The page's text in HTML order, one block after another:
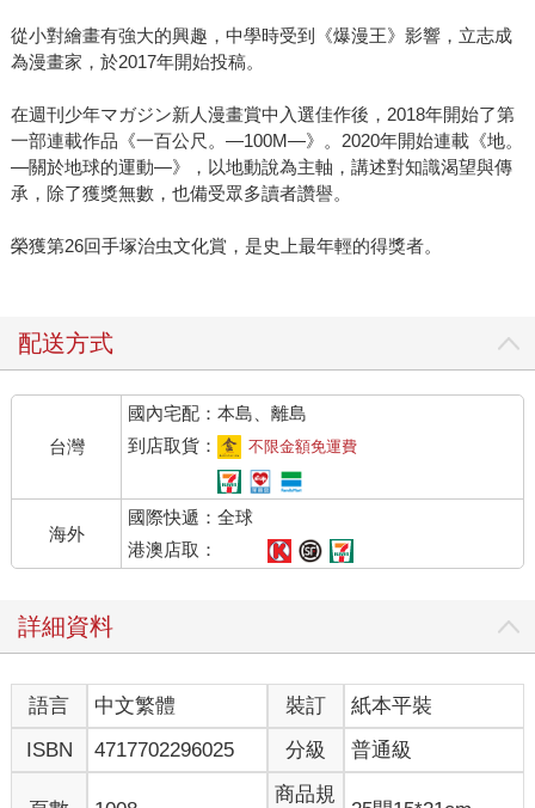
從小對繪畫有強大的興趣，中學時受到《爆漫王》影響，立志成
為漫畫家，於2017年開始投稿。
在週刊少年マガジン新人漫畫賞中入選佳作後，2018年開始了第
一部連載作品《一百公尺。—100M—》。2020年開始連載《地。
—關於地球的運動—》，以地動說為主軸，講述對知識渴望與傳
承，除了獲獎無數，也備受眾多讀者讚譽。
榮獲第26回手塚治虫文化賞，是史上最年輕的得獎者。
配送方式
台灣
國內宅配：本島、離島
到店取貨：
不限金額免運費
海外
國際快遞：全球
港澳店取：
詳細資料
語言 中文繁體 裝訂
紙本平裝
ISBN
4717702296025 分級 普通級
商品規